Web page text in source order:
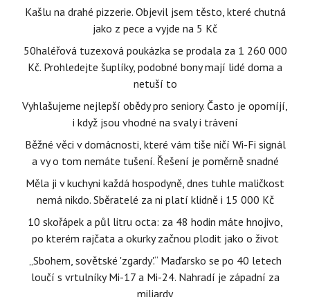
Kašlu na drahé pizzerie. Objevil jsem těsto, které chutná
jako z pece a vyjde na 5 Kč
50haléřová tuzexová poukázka se prodala za 1 260 000
Kč. Prohledejte šuplíky, podobné bony mají lidé doma a
netuší to
Vyhlašujeme nejlepší obědy pro seniory. Často je opomíjí,
i když jsou vhodné na svaly i trávení
Běžné věci v domácnosti, které vám tiše ničí Wi-Fi signál
a vy o tom nemáte tušení. Řešení je poměrně snadné
Měla ji v kuchyni každá hospodyně, dnes tuhle maličkost
nemá nikdo. Sběratelé za ni platí klidně i 15 000 Kč
10 skořápek a půl litru octa: za 48 hodin máte hnojivo,
po kterém rajčata a okurky začnou plodit jako o život
„Sbohem, sovětské 'zgardy'.“ Maďarsko se po 40 letech
loučí s vrtulníky Mi-17 a Mi-24. Nahradí je západní za
miliardy